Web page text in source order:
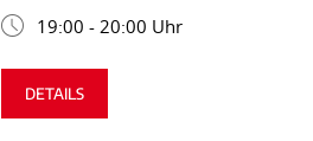
19:00 - 20:00 Uhr
DETAILS